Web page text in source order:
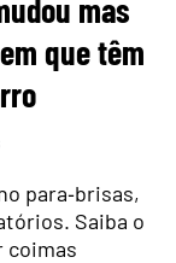
mas
que têm
para‑brisas,
Saiba o
coimas